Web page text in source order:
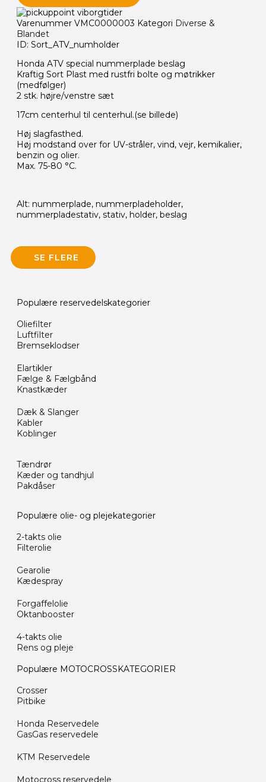
Varenummer VMC0000003 Kategori Diverse &
Blandet
ID: Sort_ATV_numholder
Honda ATV special nummerplade beslag
Kraftig Sort Plast med rustfri bolte og møtrikker
(medfølger)
2 stk. højre/venstre sæt
17cm centerhul til centerhul.(se billede)
Høj slagfasthed.
Høj modstand over for UV-stråler, vind, vejr, kemikalier,
benzin og olier.
Max. 75-80 °C.
Alt: nummerplade, nummerpladeholder,
nummerpladestativ, stativ, holder, beslag
SE FLERE
Populære reservedelskategorier
Oliefilter
Luftfilter
Bremseklodser
Elartikler
Fælge & Fælgbånd
Knastkæder
Dæk & Slanger
Kabler
Koblinger
Tændrør
Kæder og tandhjul
Pakdåser
Populære olie- og plejekategorier
2-takts olie
Filterolie
Gearolie
Kædespray
Forgaffelolie
Oktanbooster
4-takts olie
Rens og pleje
Populære MOTOCROSSKATEGORIER
Crosser
Pitbike
Honda Reservedele
GasGas reservedele
KTM Reservedele
Motocross reservedele